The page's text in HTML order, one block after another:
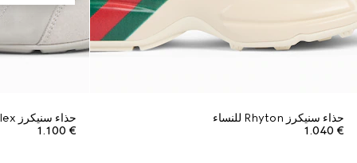
حذاء سنيكرز Rhyton للنساء
€ 1.040
حذاء سنيكرز Flex بعنق مرتفع للنساء
€ 1.100